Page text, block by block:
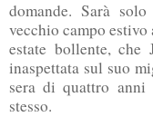
domande. Sarà
vecchio campo
estate bollente, che
inaspettata sul suo
sera di quattro
stesso.